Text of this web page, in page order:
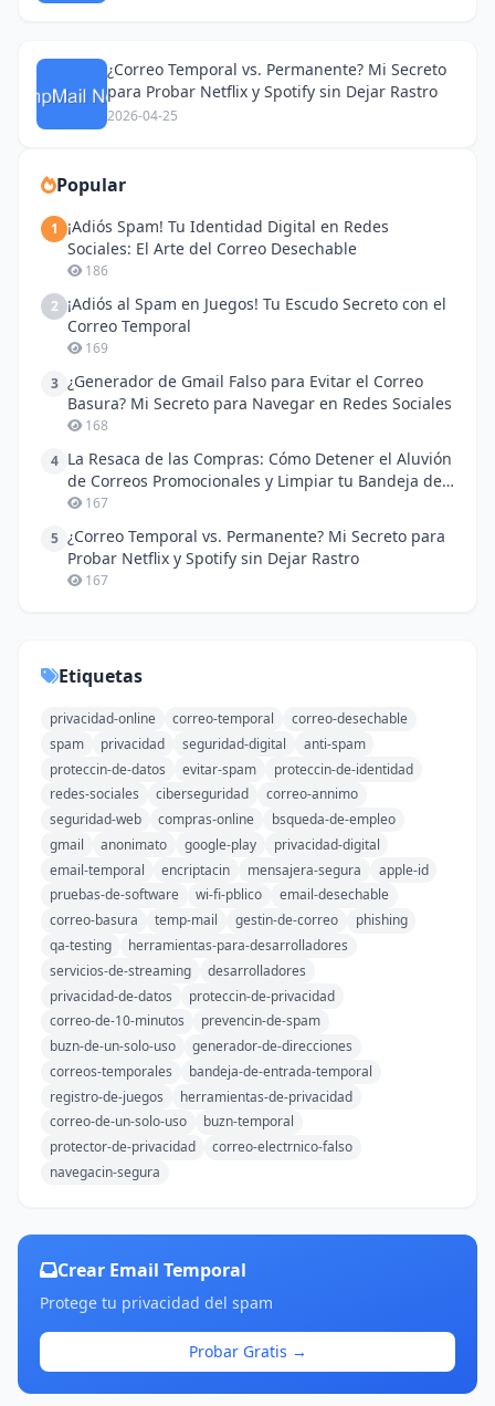
¿Correo Temporal vs. Permanente? Mi Secreto
para Probar Netflix y Spotify sin Dejar Rastro
2026-04-25
Popular
1
¡Adiós Spam! Tu Identidad Digital en Redes
Sociales: El Arte del Correo Desechable
186
2 ¡Adiós al Spam en Juegos! Tu Escudo Secreto con el
Correo Temporal
169
3 ¿Generador de Gmail Falso para Evitar el Correo
Basura? Mi Secreto para Navegar en Redes Sociales
168
4 La Resaca de las Compras: Cómo Detener el Aluvión
de Correos Promocionales y Limpiar tu Bandeja de
Entrada
167
5 ¿Correo Temporal vs. Permanente? Mi Secreto para
Probar Netflix y Spotify sin Dejar Rastro
167
Etiquetas
privacidad-online correo-temporal
correo-desechable
spam
privacidad seguridad-digital
anti-spam
proteccin-de-datos
evitar-spam
proteccin-de-identidad
redes-sociales
ciberseguridad
correo-annimo
seguridad-web
compras-online
bsqueda-de-empleo
gmail
anonimato google-play
privacidad-digital
email-temporal
encriptacin mensajera-segura
apple-id
pruebas-de-software
wi-fi-pblico
email-desechable
correo-basura
temp-mail gestin-de-correo
phishing
qa-testing
herramientas-para-desarrolladores
servicios-de-streaming
desarrolladores
privacidad-de-datos
proteccin-de-privacidad
correo-de-10-minutos
prevencin-de-spam
buzn-de-un-solo-uso
generador-de-direcciones
correos-temporales
bandeja-de-entrada-temporal
registro-de-juegos
herramientas-de-privacidad
correo-de-un-solo-uso
buzn-temporal
protector-de-privacidad
correo-electrnico-falso
navegacin-segura
Crear Email Temporal
Protege tu privacidad del spam
Probar Gratis →